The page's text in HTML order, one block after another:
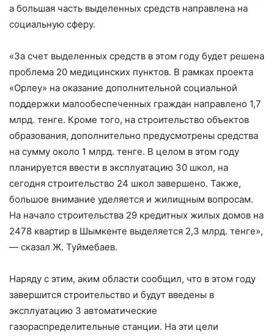
а большая часть выделенных средств направлена на
социальную сферу.
«За счет выделенных средств в этом году будет решена
проблема 20 медицинских пунктов. В рамках проекта
«Орлеу» на оказание дополнительной социальной
поддержки малообеспеченных граждан направлено 1,7
млрд. тенге. Кроме того, на строительство объектов
образования, дополнительно предусмотрены средства
на сумму около 1 млрд. тенге. В целом в этом году
планируется ввести в эксплуатацию 30 школ, на
сегодня строительство 24 школ завершено. Также,
большое внимание уделяется и жилищным вопросам.
На начало строительства 29 кредитных жилых домов на
2478 квартир в Шымкенте выделяется 2,3 млрд. тенге»,
— сказал Ж. Туймебаев.
Наряду с этим, аким области сообщил, что в этом году
завершится строительство и будут введены в
эксплуатацию 3 автоматические
газораспределительные станции. На эти цели